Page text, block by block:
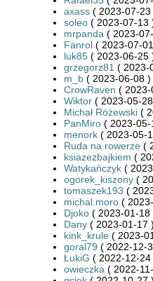
axass( 2023-07-23
soleo( 2023-07-13
mrpanda ( 2023-
Fanrol( 2023-07-
luk85( 2023-06-25
grzegorz81 ( 2023-
m_b( 2023-06-08 )
CrowRaven ( 2023-
Wiktor( 2023-05-
Michał Różewski(
PanMiro( 2023-05-
menork( 2023-05-
Ruda na rowerze(
ksiazezbajkiem (
Watykańczyk(
ogorek_kiszony(
tomaszek193 (
michal.moro(
Djoko( 2023-01-18
Dany( 2023-01-17 )
kink_krule( 2023-
goral79 ( 2022-12-
ŁukiG ( 2022-12-24
owieczka ( 2022-